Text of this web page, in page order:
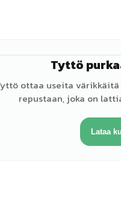
Tyttö
ottaa useita
repustaan, joka on
Lataa